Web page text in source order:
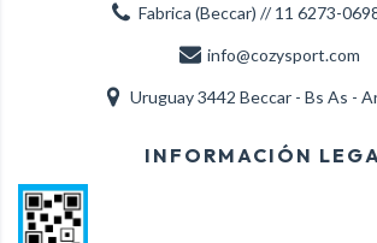
Fabrica (Beccar) // 11 6273-
info@cozysport.com
Uruguay 3442 Beccar - Bs As -
INFORMACIÓN